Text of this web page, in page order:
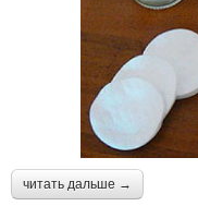
читать дальше →